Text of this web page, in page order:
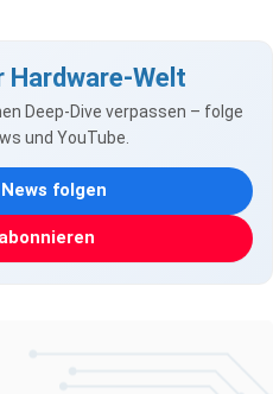
Hardware-Welt
Deep-Dive verpassen – folge
und YouTube.
folgen